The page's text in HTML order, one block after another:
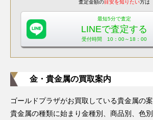
査定金額の目安を知りたい方は
最短5分で査定
LINEで査定する
受付時間 10：00～18：00
金・貴金属の買取案内
ゴールドプラザがお買取している貴金属の案
貴金属の種類に始まり金種別、商品別、色